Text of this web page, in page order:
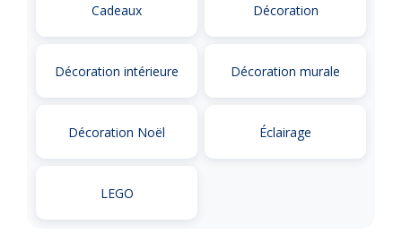
Cadeaux Décoration
Décoration intérieure Décoration murale
Décoration Noël Éclairage
LEGO